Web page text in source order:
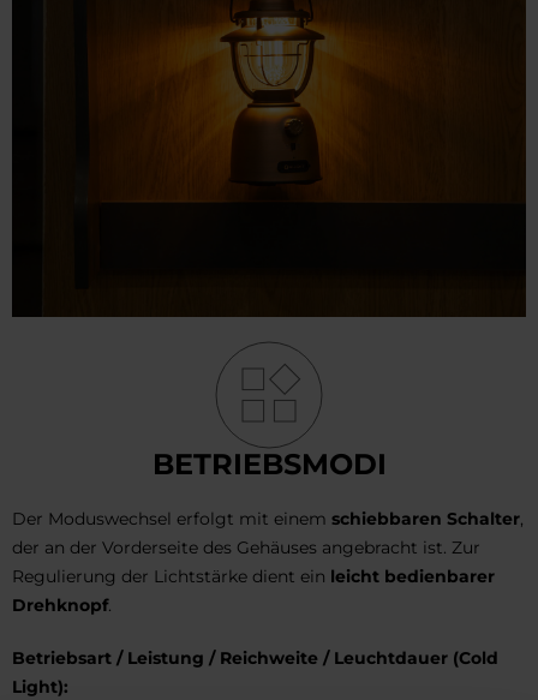
BETRIEBSMODI
Der Moduswechsel erfolgt mit einem schiebbaren Schalter,
der an der Vorderseite des Gehäuses angebracht ist. Zur
Regulierung der Lichtstärke dient ein leicht bedienbarer
Drehknopf.
Betriebsart / Leistung / Reichweite / Leuchtdauer (Cold
Light):